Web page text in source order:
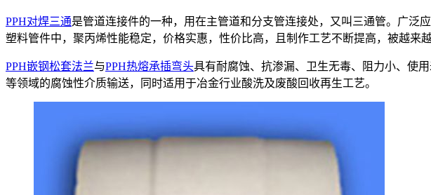
PPH对焊三通是管道连接件的一种，用在主管道和分支管连接处，又叫三通管。广泛
塑料管件中，聚丙烯性能稳定，价格实惠，性价比高，且制作工艺不断提高，被越来
PPH嵌钢松套法兰与PPH热熔承插弯头具有耐腐蚀、抗渗漏、卫生无毒、阻力小、使
等领域的腐蚀性介质输送，同时适用于冶金行业酸洗及废酸回收再生工艺。